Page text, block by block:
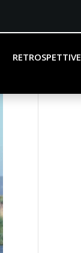
RETROSPETTIVE